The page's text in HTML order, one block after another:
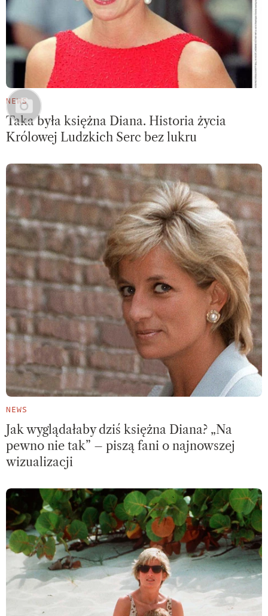
NEWS
Taka była księżna Diana. Historia życia
Królowej Ludzkich Serc bez lukru
NEWS
Jak wyglądałaby dziś księżna Diana? „Na
pewno nie tak” – piszą fani o najnowszej
wizualizacji